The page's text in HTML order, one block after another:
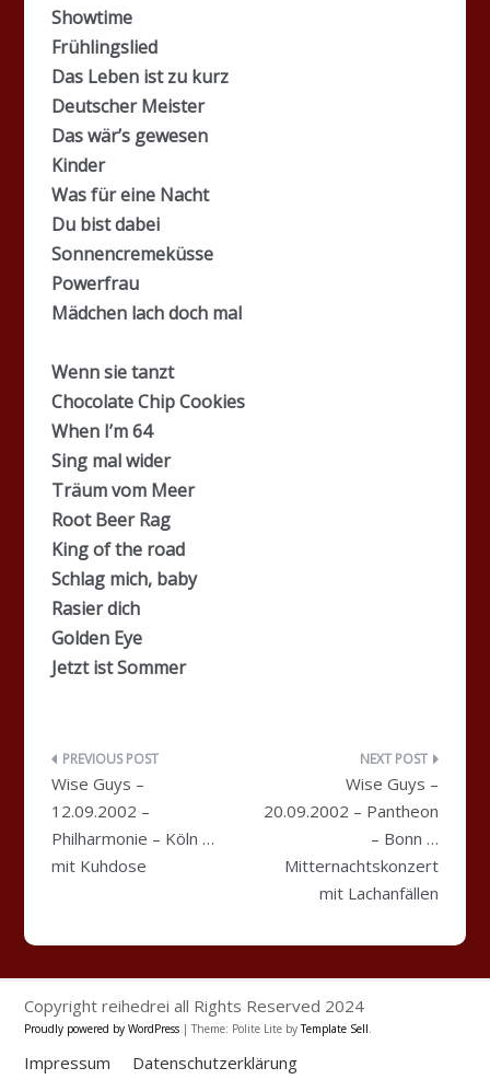
Showtime
Frühlingslied
Das Leben ist zu kurz
Deutscher Meister
Das wär’s gewesen
Kinder
Was für eine Nacht
Du bist dabei
Sonnencremeküsse
Powerfrau
Mädchen lach doch mal
Wenn sie tanzt
Chocolate Chip Cookies
When I’m 64
Sing mal wider
Träum vom Meer
Root Beer Rag
King of the road
Schlag mich, baby
Rasier dich
Golden Eye
Jetzt ist Sommer
Beitragsnavigation
Wise Guys –
12.09.2002 –
Philharmonie – Köln …
mit Kuhdose
Wise Guys –
20.09.2002 – Pantheon
– Bonn …
Mitternachtskonzert
mit Lachanfällen
Copyright reihedrei all Rights Reserved 2024
Proudly powered by WordPress |Theme: Polite Lite byTemplate Sell
Impressum Datenschutzerklärung